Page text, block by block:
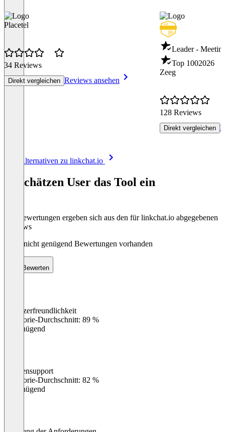
Placetel
34 Reviews
Direkt vergleichen Reviews ansehen
Leader -
Top 1002026
Zeeg
128 Reviews
Direkt vergleichen
Alle Alternativen zu linkchat.io
So schätzen User das Tool ein
Die Bewertungen ergeben sich aus den für linkchat.io abgegebenen
Reviews
Noch nicht genügend Bewertungen vorhanden
Bewerten
Benutzerfreundlichkeit
Kategorie-Durchschnitt: 89 %
Ungenügend
Kundensupport
Kategorie-Durchschnitt: 82 %
Ungenügend